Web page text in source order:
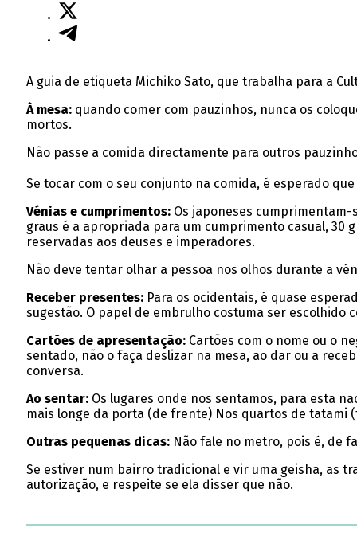
Aguia de etiqueta Michiko Sato, que trabalha para a
À mesa:quando comer com pauzinhos, nunca os
mortos.
Não passe a comida directamente para outros
Se tocar com o seu conjunto na comida, é esperado
Vénias e cumprimentos: Os japoneses cumprimentam-
graus é a apropriada para um cumprimento casual, 30
reservadas aos deuses e imperadores.
Não deve tentar olhar a pessoa nos olhos durante a
Receber presentes: Para os ocidentais, é quase
sugestão. O papel de embrulho costuma ser escolhido
Cartões de apresentação: Cartões com o nome ou o
sentado, não o faça deslizar na mesa, ao dar ou a
conversa.
Ao sentar: Os lugares onde nos sentamos, para esta
mais longe da porta (de frente) Nos quartos de tatami
Outras pequenas dicas:Não fale no metro, pois é, de
Se estiver num bairro tradicional e vir uma geisha, as
autorização, e respeite se ela disser que não.